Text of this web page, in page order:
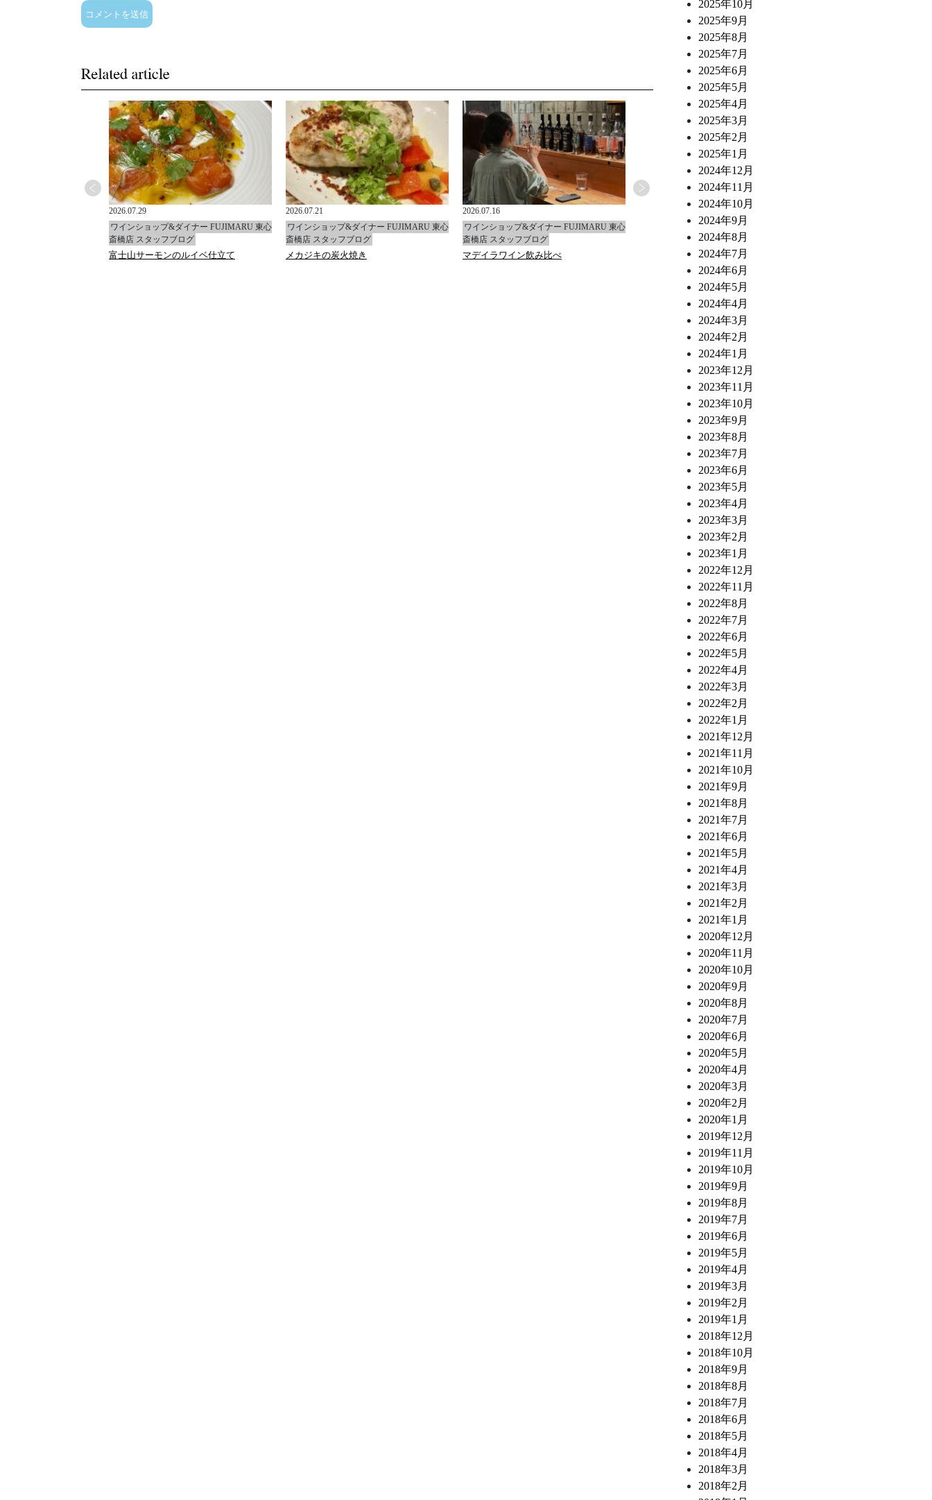
2026.07.29
ワインショップ&ダイナー FUJIMARU 東心
斎橋店 スタッフブログ
富士山サーモンのルイベ仕立て
2026.07.21
ワインショップ&ダイナー FUJIMARU 東心
斎橋店 スタッフブログ
メカジキの炭火焼き
2026.07.16
ワインショップ&ダイナー FUJIMARU 東心
斎橋店 スタッフブログ
マデイラワイン飲み比べ
ワインショップ&ダイナー FUJIMARU 東心
斎橋店 スタッフブログ
なにわ黒牛 炭火焼き ポスタ・ミラン
2025年10月
2025年9月
2025年8月
2025年7月
2025年6月
2025年5月
2025年4月
2025年3月
2025年2月
2025年1月
2024年12月
2024年11月
2024年10月
2024年9月
2024年8月
2024年7月
2024年6月
2024年5月
2024年4月
2024年3月
2024年2月
2024年1月
2023年12月
2023年11月
2023年10月
2023年9月
2023年8月
2023年7月
2023年6月
2023年5月
2023年4月
2023年3月
2023年2月
2023年1月
2022年12月
2022年11月
2022年8月
2022年7月
2022年6月
2022年5月
2022年4月
2022年3月
2022年2月
2022年1月
2021年12月
2021年11月
2021年10月
2021年9月
2021年8月
2021年7月
2021年6月
2021年5月
2021年4月
2021年3月
2021年2月
2021年1月
2020年12月
2020年11月
2020年10月
2020年9月
2020年8月
2020年7月
2020年6月
2020年5月
2020年4月
2020年3月
2020年2月
2020年1月
2019年12月
2019年11月
2019年10月
2019年9月
2019年8月
2019年7月
2019年6月
2019年5月
2019年4月
2019年3月
2019年2月
2019年1月
2018年12月
2018年10月
2018年9月
2018年8月
2018年7月
2018年6月
2018年5月
2018年4月
2018年3月
2018年2月